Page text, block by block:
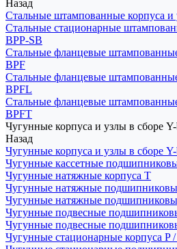
Назад
Стальные штампованные корпуса и
Стальные стационарные
BPP-SB
Стальные фланцевые
BPF
Стальные фланцевые
BPFL
Стальные фланцевые
BPFT
Чугунные корпуса и узлы в сборе
Назад
Чугунные корпуса и узлы в сборе
Чугунные кассетные
Чугунные натяжные корпуса T
Чугунные натяжные
Чугунные натяжные
Чугунные подвесные
Чугунные подвесные
Чугунные стационарные корпуса P